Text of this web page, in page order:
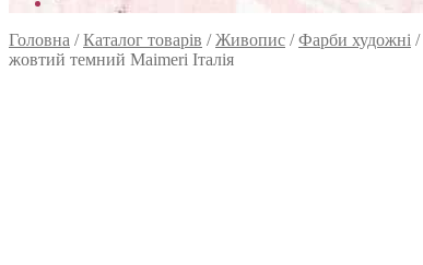
Головна /Каталог товарів /Живопис /Фарби художні /
жовтий темний Maimeri Італія